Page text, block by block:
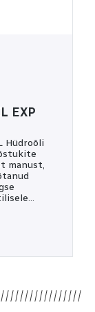
EXP
manust,